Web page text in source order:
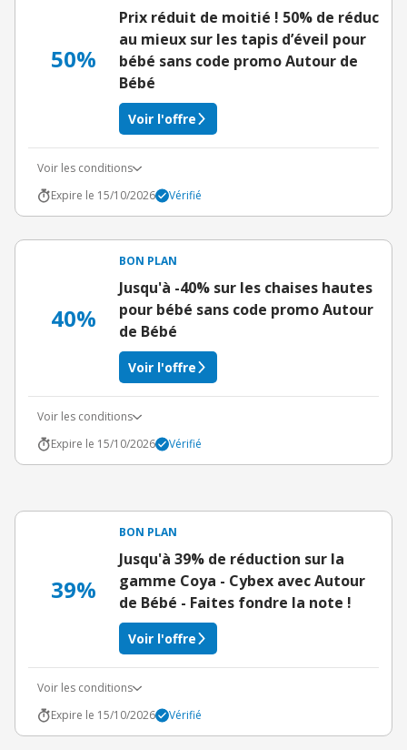
50%
Prix réduit de moitié ! 50% de réduc
au mieux sur les tapis d’éveil pour
bébé sans code promo Autour de
Bébé
Voir l'offre
Voir les conditions
Expire le 15/10/2026
Vérifié
40%
BON PLAN
Jusqu'à -40% sur les chaises hautes
pour bébé sans code promo Autour
de Bébé
Voir l'offre
Voir les conditions
Expire le 15/10/2026
Vérifié
39%
BON PLAN
Jusqu'à 39% de réduction sur la
gamme Coya - Cybex avec Autour
de Bébé - Faites fondre la note !
Voir l'offre
Voir les conditions
Expire le 15/10/2026
Vérifié